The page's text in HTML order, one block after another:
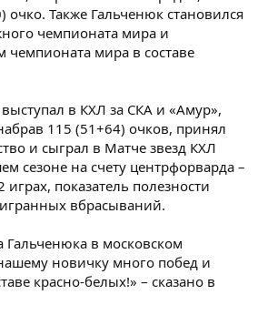
очко. Также Гальченюк становился
чемпионата мира и
мира в составе
в КХЛ за СКА и «Амур»,
115 (51+64) очков, принял
и сыграл в Матче звезд КХЛ
сезоне на счету центрфорварда –
показатель полезности
вбрасываний.
Гальченюка в московском
новичку много побед и
красно-белых!» – сказано в